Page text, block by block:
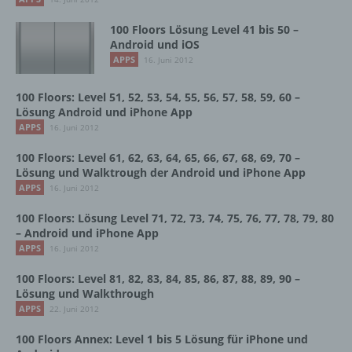
100 Floors Lösung Level 41 bis 50 –
Android und iOS
APPS 16. Juni 2012
100 Floors: Level 51, 52, 53, 54, 55, 56, 57, 58, 59, 60 –
Lösung Android und iPhone App
APPS 16. Juni 2012
100 Floors: Level 61, 62, 63, 64, 65, 66, 67, 68, 69, 70 –
Lösung und Walktrough der Android und iPhone App
APPS 16. Juni 2012
100 Floors: Lösung Level 71, 72, 73, 74, 75, 76, 77, 78, 79, 80
– Android und iPhone App
APPS 16. Juni 2012
100 Floors: Level 81, 82, 83, 84, 85, 86, 87, 88, 89, 90 –
Lösung und Walkthrough
APPS 22. Juni 2012
100 Floors Annex: Level 1 bis 5 Lösung für iPhone und
Zeichenfolge, durch welche Internetseiten und
werden können, in dem das Cookie gespeichert
wurde. Dies ermöglicht es den besuchten
Internetseiten und Servern, den individuellen
Internetbrowsern, die andere Cookies enthalten,
zu unterscheiden. Ein bestimmter Internetbrowser
kann über die eindeutige Cookie-ID wiedererkannt
Durch den Einsatz von Cookies kann den Nutzern
dieser Internetseite nutzerfreundlichere Services
möglich wären.
Mittels eines Cookies können die Informationen
des Benutzers optimiert werden. Cookies
ermöglichen uns, wie bereits erwähnt, die
Benutzer unserer Internetseite wiederzuerkennen.
Zweck dieser Wiedererkennung ist es, den
Nutzern die Verwendung unserer Internetseite zu